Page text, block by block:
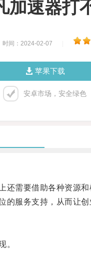
加速器打
时间：2024-02-07
苹果下载
安卓市场，安全绿色
需要借助各种资源和
服务支持，从而让创
。